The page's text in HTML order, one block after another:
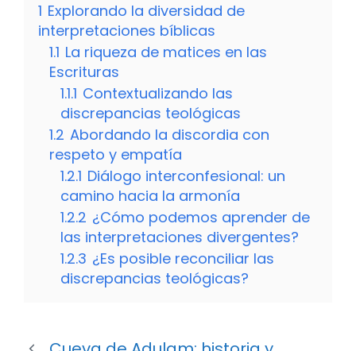
1 Explorando la diversidad de
interpretaciones bíblicas
1.1 La riqueza de matices en las
Escrituras
1.1.1 Contextualizando las
discrepancias teológicas
1.2 Abordando la discordia con
respeto y empatía
1.2.1 Diálogo interconfesional: un
camino hacia la armonía
1.2.2 ¿Cómo podemos aprender de
las interpretaciones divergentes?
1.2.3 ¿Es posible reconciliar las
discrepancias teológicas?